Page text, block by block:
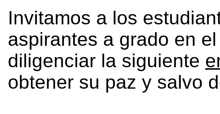
Invitamos a los
aspirantes a grado en
diligenciar la siguiente
obtener su paz y salvo